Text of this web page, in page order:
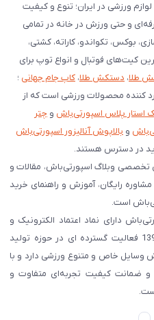
ورزشی در ایران؛ تنوع و کیفیت
و حتی ورزش در خانه در تمامی
بوکس، تکواندو، کاراته، کشتی،
کیت‌های فوتبال و انواع توپ برای
طلا، دستکش طلا، کاپ جام جهانی ؛
کننده محصولات ورزشی است که از
استار پلاس اسپورتی‌باش و چتر
و بالاپوش آنالیزور اسپورتی‌باش
در دسترس هستند.
وبلاگ اسپورتی‌باش، مقالات و
رایگان، آموزش و راهنمای خرید
است.
دارای نماد اعتماد الکترونیک و
درگاه پرداخت معتبر است و از سال 1399 فعالیت گسترده ای در حوزه تولید
وسایل خاص و متنوع ورزشی دارد و با
و ضمانت کیفیت تجربه‌ای متفاوت و